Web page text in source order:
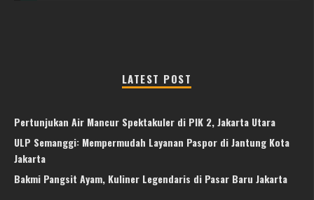
LATEST POST
Pertunjukan Air Mancur Spektakuler di PIK 2, Jakarta Utara
ULP Semanggi: Mempermudah Layanan Paspor di Jantung Kota
Jakarta
Bakmi Pangsit Ayam, Kuliner Legendaris di Pasar Baru Jakarta